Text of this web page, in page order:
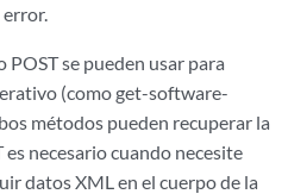
error.
POST se pueden usar para
(como get-software-
métodos pueden recuperar la
necesario cuando necesite
datos XML en el cuerpo de la